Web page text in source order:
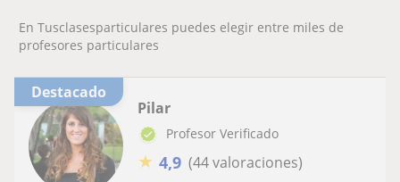
En Tusclasesparticulares puedes elegir entre miles de
profesores particulares
Destacado
Pilar
Profesor Verificado
★ 4,9 (44 valoraciones)